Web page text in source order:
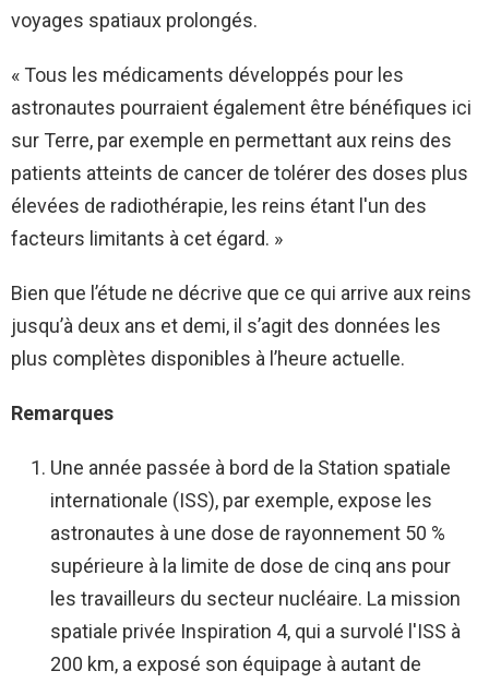
voyages spatiaux prolongés.
« Tous les médicaments développés pour les
astronautes pourraient également être bénéfiques ici
sur Terre, par exemple en permettant aux reins des
patients atteints de cancer de tolérer des doses plus
élevées de radiothérapie, les reins étant l'un des
facteurs limitants à cet égard. »
Bien que l’étude ne décrive que ce qui arrive aux reins
jusqu’à deux ans et demi, il s’agit des données les
plus complètes disponibles à l’heure actuelle.
Remarques
Une année passée à bord de la Station spatiale
internationale (ISS), par exemple, expose les
astronautes à une dose de rayonnement 50 %
supérieure à la limite de dose de cinq ans pour
les travailleurs du secteur nucléaire. La mission
spatiale privée Inspiration 4, qui a survolé l'ISS à
200 km, a exposé son équipage à autant de